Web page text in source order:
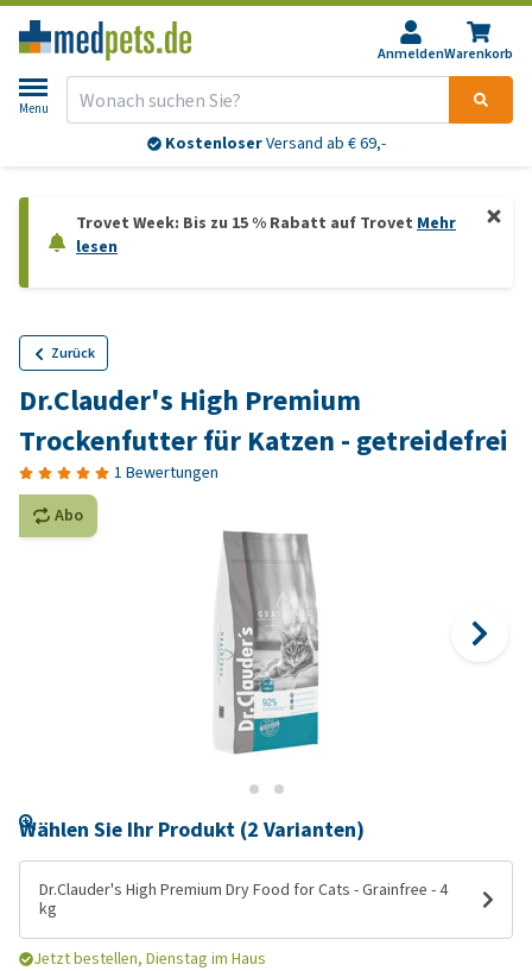
AnmeldenWarenkorb
Menu
KostenloserVersand ab € 69,-
Trovet Week: Bis zu 15 % Rabatt auf Trovet Mehr
lesen
Zurück
Dr.Clauder's High Premium
Trockenfutter für Katzen - getreidefrei
1 Bewertungen
Abo
Wählen Sie Ihr Produkt (2 Varianten)
Dr.Clauder's High Premium Dry Food for Cats - Grainfree - 4
kg
Jetzt bestellen, Dienstag im Haus